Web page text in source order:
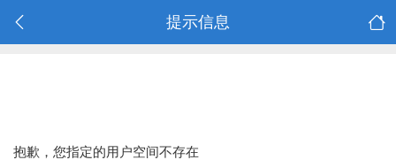
提示信息
抱歉，您指定的用户空间不存在